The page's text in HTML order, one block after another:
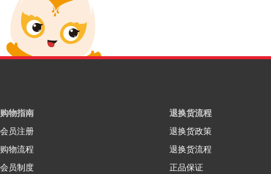
购物指南
会员注册
购物流程
会员制度
退换货流程
退换货政策
退换货流程
正品保证